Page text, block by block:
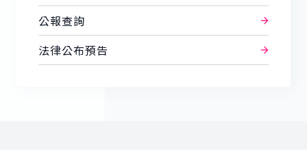
公報查詢
法律公布預告